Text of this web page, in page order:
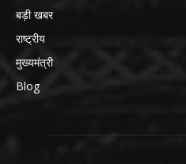
बड़ी खबर
राष्ट्रीय
मुख्यमंत्री
Blog